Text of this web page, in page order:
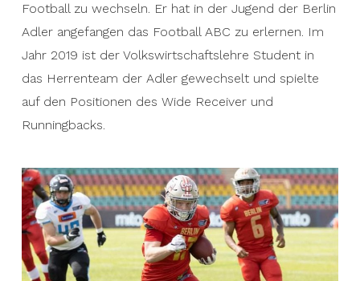
Football zu wechseln. Er hat in der Jugend der Berlin
Adler angefangen das Football ABC zu erlernen. Im
Jahr 2019 ist der Volkswirtschaftslehre Student in
das Herrenteam der Adler gewechselt und spielte
auf den Positionen des Wide Receiver und
Runningbacks.